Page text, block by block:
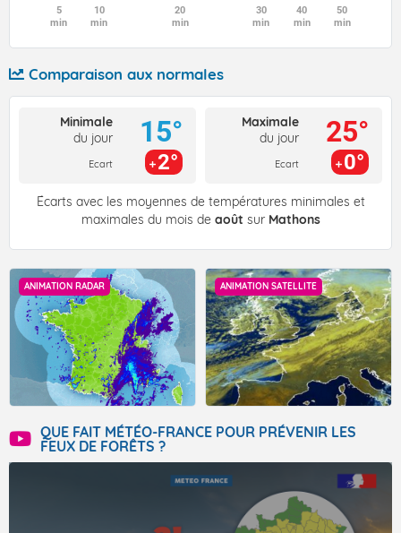
5
min
10
min
20
min
30
min
40
min
50
min
Comparaison aux normales
Minimale
du jour
Ecart
15°
2°
Maximale
du jour
Ecart
25°
0°
Écarts avec les moyennes de températures minimales et
maximales du mois de août sur Mathons
ANIMATION RADAR ANIMATION SATELLITE
QUE FAIT MÉTÉO-FRANCE POUR PRÉVENIR LES
FEUX DE FORÊTS ?